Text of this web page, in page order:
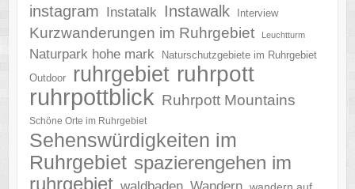
instagram Instatalk Instawalk Interview
Kurzwanderungen im Ruhrgebiet Leuchtturm
Naturpark hohe mark
Naturschutzgebiete im Ruhrgebiet
Outdoor
ruhrgebiet ruhrpott
ruhrpottblick Ruhrpott Mountains
Schöne Orte im Ruhrgebiet
Sehenswürdigkeiten im
Ruhrgebiet spazierengehen im
ruhrgebiet